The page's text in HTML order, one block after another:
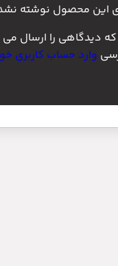
این محصول نوشته
دیدگاهی را ارسال می
وارد حساب کاربری